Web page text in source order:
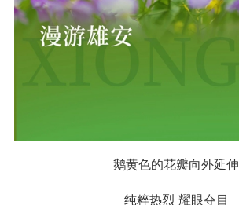
鹅黄色的花瓣向外延伸
纯粹热烈 耀眼夺目